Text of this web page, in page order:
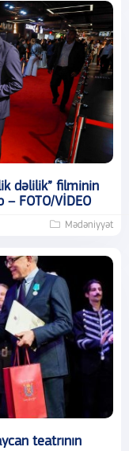
dəlilik” filminin
FOTO/VİDEO
Mədəniyyət
teatrının